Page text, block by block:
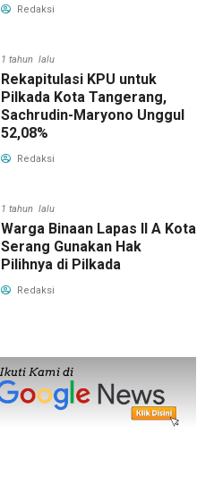
Redaksi
1 tahun lalu
Rekapitulasi KPU untuk
Pilkada Kota Tangerang,
Sachrudin-Maryono Unggul
52,08%
Redaksi
1 tahun lalu
Warga Binaan Lapas II A Kota
Serang Gunakan Hak
Pilihnya di Pilkada
Redaksi